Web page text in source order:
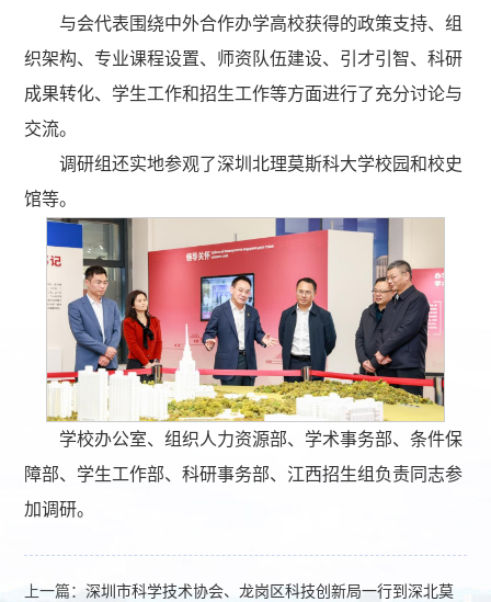
与会代表围绕中外合作办学高校获得的政策支持、组
织架构、专业课程设置、师资队伍建设、引才引智、科研
成果转化、学生工作和招生工作等方面进行了充分讨论与
交流。
调研组还实地参观了深圳北理莫斯科大学校园和校史
馆等。
学校办公室、组织人力资源部、学术事务部、条件保
障部、学生工作部、科研事务部、江西招生组负责同志参
加调研。
上一篇：深圳市科学技术协会、龙岗区科技创新局一行到深北莫